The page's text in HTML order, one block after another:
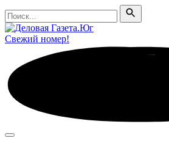
Поиск
Поиск
Свежий номер!